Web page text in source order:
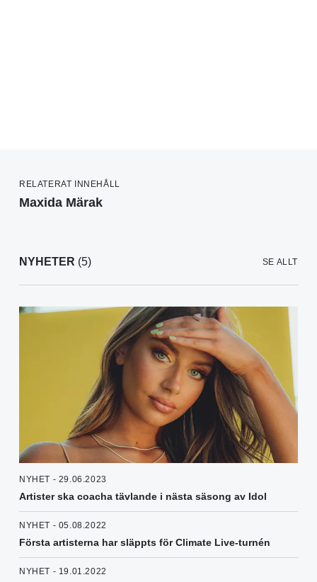
RELATERAT INNEHÅLL
Maxida Märak
NYHETER (5) SE ALLT
NYHET - 29.06.2023
Artister ska coacha tävlande i nästa säsong av Idol
NYHET - 05.08.2022
Första artisterna har släppts för Climate Live-turnén
NYHET - 19.01.2022